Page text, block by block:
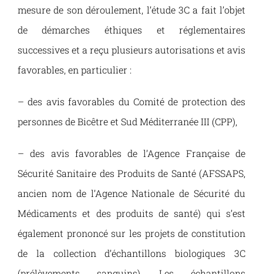
mesure de son déroulement, l’étude 3C a fait l’objet
de démarches éthiques et réglementaires
successives et a reçu plusieurs autorisations et avis
favorables, en particulier :
– des avis favorables du Comité de protection des
personnes de Bicêtre et Sud Méditerranée III (CPP),
– des avis favorables de l’Agence Française de
Sécurité Sanitaire des Produits de Santé (AFSSAPS,
ancien nom de l’Agence Nationale de Sécurité du
Médicaments et des produits de santé) qui s’est
également prononcé sur les projets de constitution
de la collection d’échantillons biologiques 3C